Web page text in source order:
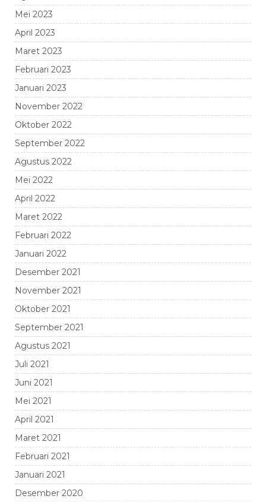
Mei 2023
April 2023
Maret 2023
Februari 2023
Januari 2023
November 2022
Oktober 2022
September 2022
Agustus 2022
Mei 2022
April 2022
Maret 2022
Februari 2022
Januari 2022
Desember 2021
November 2021
Oktober 2021
September 2021
Agustus 2021
Juli 2021
Juni 2021
Mei 2021
April 2021
Maret 2021
Februari 2021
Januari 2021
Desember 2020